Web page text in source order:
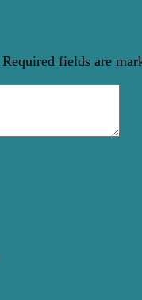
Required fields are